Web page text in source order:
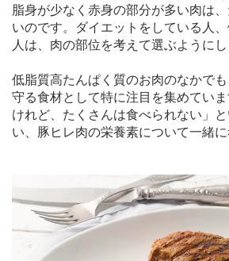
脂身が少なく赤身の部分が多い肉は
いのです。ダイエットをしている人
人は、肉の部位を考えて選ぶようにし
低脂質高たんぱく質のお肉のなかで
守る食材として特に注目を集めてい
けれど、たくさんは食べられない」
い、豚ヒレ肉の栄養素について一緒に